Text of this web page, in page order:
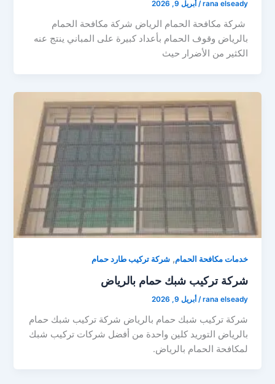
rana elseady
/ أبريل 9, 2026
شركة مكافحة الحمام الرياض شركة مكافحة الحمام
بالرياض‎ وقوف الحمام بأعداد كبيرة على المباني ينتج عنه
الكثير من الأضرار حيث
خدمات مكافحة الحمام,شركة تركيب طارد حمام
شركة تركيب شبك حمام بالرياض
rana elseady
/أبريل 9, 2026
شركة تركيب شبك حمام بالرياض شركة تركيب شبك حمام
بالرياض التوريد كلين واحدة من أفضل شركات تركيب شبك
لمكافحة الحمام بالرياض.